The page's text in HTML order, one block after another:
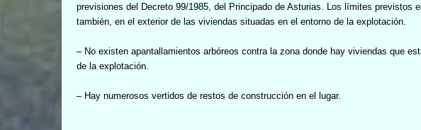
previsiones del Decreto 99/1985, del Principado de Asturias. Los límites previstos
también, en el exterior de las viviendas situadas en el entorno de la explotación.
– No existen apantallamientos arbóreos contra la zona donde hay viviendas que
de la explotación.
– Hay numerosos vertidos de restos de construcción en el lugar.